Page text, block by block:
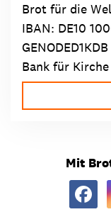
Brot für die
IBAN: DE10
GENODED1KDB
Bank für
Mit